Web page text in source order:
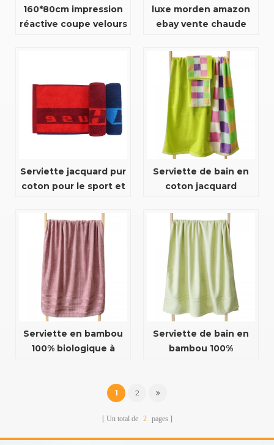
160*80cm impression
réactive coupe velours
personnalisée
serviette à séchage
rapide
luxe morden amazon
ebay vente chaude
enfants serviette de
bain à séchage rapide
à capuche
Serviette jacquard pur
coton pour le sport et
Serviette de bain en
coton jacquard
hautement absorbant
et à séchage rapide
Serviette en bambou
100% biologique à
Serviette de bain en
bambou 100%
1 2
Un total de 2 pages